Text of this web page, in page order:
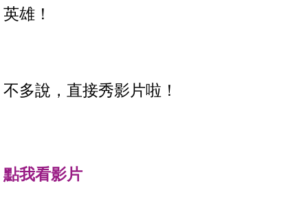
英雄！
不多說，直接秀影片啦！
點我看影片